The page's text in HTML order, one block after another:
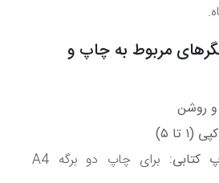
مربوط به چاپ و
و روشن
تا ۵)
کتابی
: برای چاپ دو برگه A4